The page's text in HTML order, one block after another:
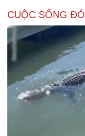
CUỘC SỐNG